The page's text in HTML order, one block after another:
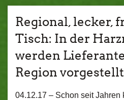
Regional, lecker,
Tisch: In der
werden
Region vorgestellt
04.12.17 – Schon seit Jahren